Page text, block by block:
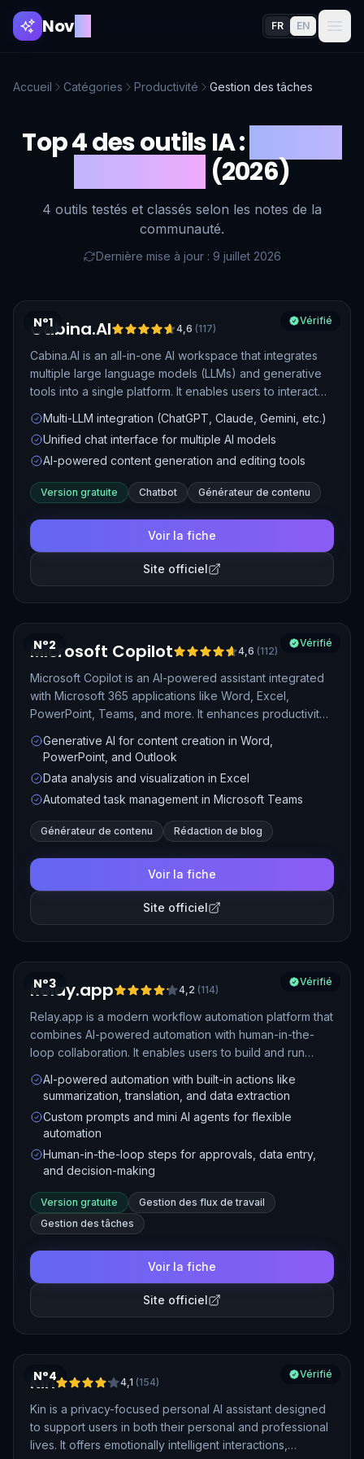
NovAI FR EN
Accueil Catégories Productivité Gestion des tâches
Top 4 des outils IA :
(2026)
4 outils testés et classés selon les notes de la
communauté.
Dernière mise à jour : 9 juillet 2026
N°1 Vérifié
Cabina.AI 4,6 (117)
Cabina.AI is an all-in-one AI workspace that integrates
multiple large language models (LLMs) and generative
tools into a single platform. It enables users to interact
transcribe audio, and more, all within a unified interface.
Multi-LLM integration (ChatGPT, Claude, Gemini, etc.)
Unified chat interface for multiple AI models
AI-powered content generation and editing tools
Version gratuite Chatbot Générateur de contenu
Voir la fiche
Site officiel
N°2 Vérifié
Microsoft Copilot 4,6 (112)
Microsoft Copilot is an AI-powered assistant integrated
with Microsoft 365 applications like Word, Excel,
PowerPoint, Teams, and more. It enhances productivity
automate tasks, and generate insights based on data, all
within familiar tools.
Generative AI for content creation in Word,
PowerPoint, and Outlook
Data analysis and visualization in Excel
Automated task management in Microsoft Teams
Générateur de contenu Rédaction de blog
Voir la fiche
Site officiel
N°3 Vérifié
Relay.app 4,2 (114)
Relay.app is a modern workflow automation platform that
combines AI-powered automation with human-in-the-
loop collaboration. It enables users to build and run
incorporating AI actions, custom prompts, and human
approvals to streamline business processes.
AI-powered automation with built-in actions like
summarization, translation, and data extraction
Custom prompts and mini AI agents for flexible
automation
Human-in-the-loop steps for approvals, data entry,
and decision-making
Version gratuite
Gestion des flux de travail
Gestion des tâches
Voir la fiche
Site officiel
N°4 Vérifié
Kin 4,1 (154)
Kin is a privacy-focused personal AI assistant designed
to support users in both their personal and professional
lives. It offers emotionally intelligent interactions,